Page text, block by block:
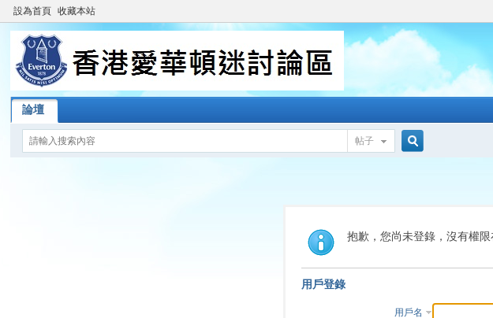
設為首頁 收藏本站
論壇
帖子
索
抱歉，您尚未登錄，沒有權
用戶登錄
用戶名